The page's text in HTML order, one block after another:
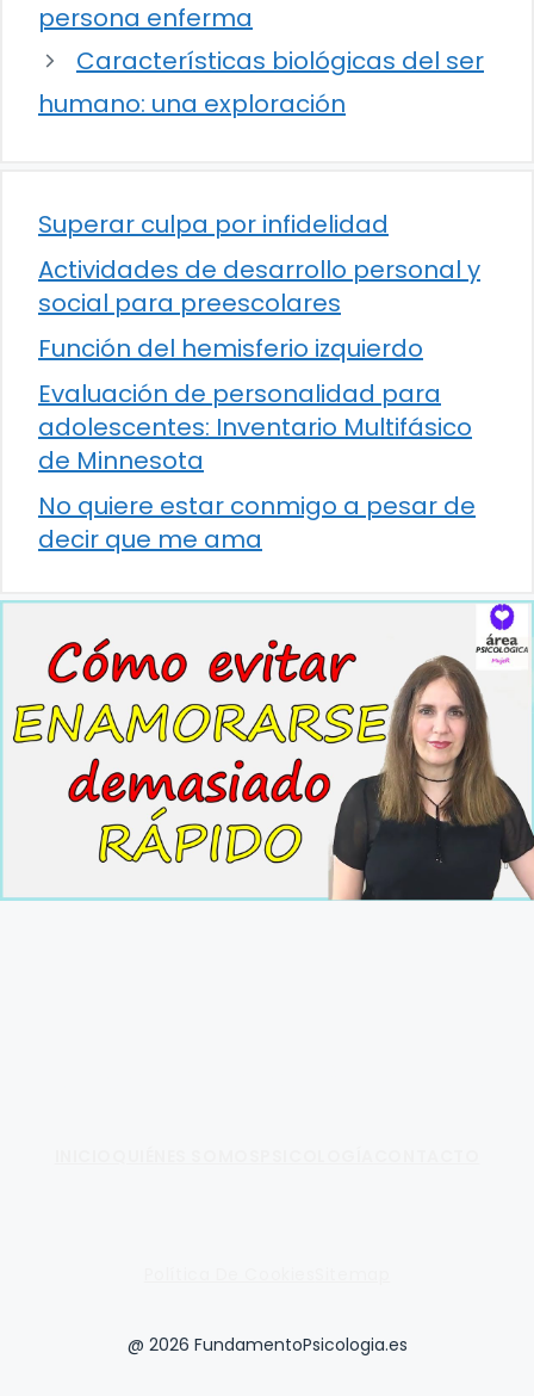
persona enferma
Características biológicas del ser
humano: una exploración
Superar culpa por infidelidad
Actividades de desarrollo personal y
social para preescolares
Función del hemisferio izquierdo
Evaluación de personalidad para
adolescentes: Inventario Multifásico
de Minnesota
No quiere estar conmigo a pesar de
decir que me ama
@ 2026 FundamentoPsicologia.es